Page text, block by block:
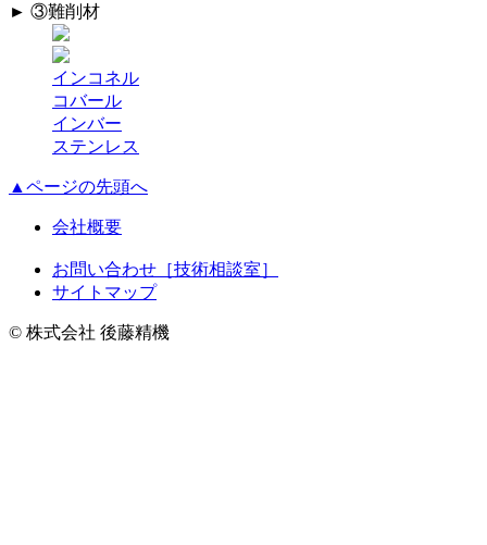
► ③難削材
インコネル
コバール
インバー
ステンレス
▲ページの先頭へ
会社概要
お問い合わせ［技術相談室］
サイトマップ
© 株式会社 後藤精機